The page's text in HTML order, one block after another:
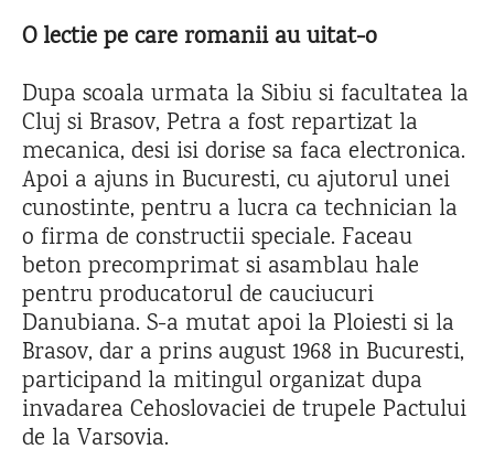
O lectie pe care romanii au uitat-o
Dupa scoala urmata la Sibiu si facultatea la
Cluj si Brasov, Petra a fost repartizat la
mecanica, desi isi dorise sa faca electronica.
Apoi a ajuns in Bucuresti, cu ajutorul unei
cunostinte, pentru a lucra ca technician la
o firma de constructii speciale. Faceau
beton precomprimat si asamblau hale
pentru producatorul de cauciucuri
Danubiana. S-a mutat apoi la Ploiesti si la
Brasov, dar a prins august 1968 in Bucuresti,
participand la mitingul organizat dupa
invadarea Cehoslovaciei de trupele Pactului
de la Varsovia.